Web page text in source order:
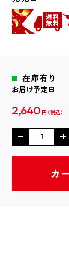
在庫有り
お届け予定日
2,640 円